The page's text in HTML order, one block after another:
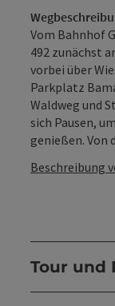
Vom Bahnhof
492 zunächst
vorbei über
Parkplatz
Waldweg und
sich Pausen,
genießen. Von
Beschreibung
Tour und